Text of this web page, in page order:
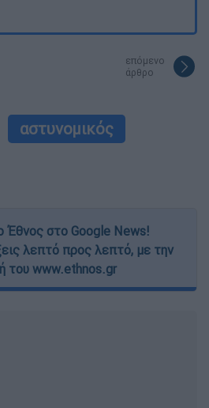
επόμενο
άρθρο
αστυνομικός
Έθνος στο Google News!
λεπτό προς λεπτό, με την
του www.ethnos.gr